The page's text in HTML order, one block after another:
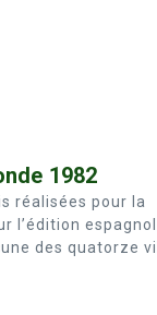
1982
réalisées pour la
l’édition
des quatorze